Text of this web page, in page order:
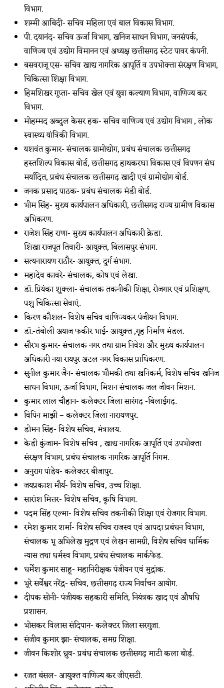
विभाग.
शम्मी आबिदी- सचिव महिला एवं बाल विकास विभाग.
पी. दयानंद- सचिव ऊर्जा विभाग, खनिज साधन विभाग, जनसंपर्क,
वाणिज्य एवं उद्योग विमानन एवं अध्यक्ष छत्तीसगढ़ स्टेट पावर कंपनी.
बसवराजू एस- सचिव खाद्य नागरिक आपूर्ति व उपभोक्ता संरक्षण विभाग,
चिकित्सा शिक्षा विभाग.
हिमशिखर गुप्ता- सचिव खेल एवं युवा कल्याण विभाग, वाणिज्य कर
विभाग.
मोहम्मद अब्दुल केसर हक- सचिव वाणिज्य एवं उद्योग विभाग , लोक
स्वास्थ्य यांत्रिकी विभाग.
यशवंत कुमार- संचालक ग्रामोद्योग, प्रबंध संचालक छत्तीसगढ़
हस्तशिल्प विकास बोर्ड, छत्तीसगढ़ हाथकरघा विकास एवं विपणन संघ
मर्यादित, प्रबंध संचालक छत्तीसगढ़ खादी एवं ग्रामोद्योग बोर्ड.
जनक प्रसाद पाठक- प्रबंध संचालक मंडी बोर्ड.
भीम सिंह- मुख्य कार्यपालन अधिकारी, छत्तीसगढ़ राज्य ग्रामीण विकास
अभिकरण.
राजेश सिंह राणा- मुख्य कार्यपालन अधिकारी क्रेडा.
शिखा राजपूत तिवारी- आयुक्त, बिलासपुर संभाग.
सत्यनारायण राठौर- आयुक्त, दुर्ग संभाग.
महादेव कावरे- संचालक, कोष एवं लेखा.
डॉ. प्रियंका शुक्ला- संचालक तकनीकी शिक्षा, रोजगार एवं प्रशिक्षण,
पशु चिकित्सा सेवाएं.
किरण कौशल- विशेष सचिव वाणिज्यकर पंजीयन विभाग.
डॉ.-तंबोली अयाज फकीर भाई- आयुक्त ,गृह निर्माण मंडल.
सौरभ कुमार- संचालक नगर तथा ग्राम निवेश और मुख्य कार्यपालन
अधिकारी नया रायपुर अटल नगर विकास प्राधिकरण.
सुनील कुमार जैन- संचालक भौमकी तथा खनिकर्म, विशेष सचिव खनिज
साधन विभाग, ऊर्जा विभाग, मिशन संचालक जल जीवन मिशन.
कुमार लाल चौहान- कलेक्टर जिला सारंगढ़ -बिलाईगढ़.
विपिन माझी – कलेक्टर जिला नारायणपुर.
डोमन सिंह- विशेष सचिव, मंत्रालय.
केडी कुंजाम- विशेष सचिव , खाद्य नागरिक आपूर्ति एवं उपभोक्ता
संरक्षण विभाग, प्रबंध संचालक नागरिक आपूर्ति निगम.
अनुराग पांडेय- कलेक्टर बीजापुर.
जयप्रकाश मौर्य- विशेष सचिव, उच्च शिक्षा.
सारांश मित्तर- विशेष सचिव, कृषि विभाग.
पदम सिंह एल्मा- विशेष सचिव तकनीकी शिक्षा एवं रोजगार विभाग.
रमेश कुमार शर्मा- विशेष सचिव राजस्व एवं आपदा प्रबंधन विभाग,
संचालक भू अभिलेख मुद्रण एवं लेखन सामग्री, विशेष सचिव धार्मिक
न्यास तथा धर्मस्व विभाग, प्रबंध संचालक मार्कफेड.
धर्मेश कुमार साहू- महानिरीक्षक पंजीयन एवं मुद्रांक.
भूरे सर्वेश्वर नरेंद्र- सचिव, छत्तीसगढ़ राज्य निर्वाचन आयोग.
दीपक सोनी- पंजीयक सहकारी समिति, नियंत्रक खाद एवं औषधि
प्रशासन.
भोसकर विलास संदिपान- कलेक्टर जिला सरगुजा.
संजीव कुमार झा- संचालक, समग्र शिक्षा.
जीवन किशोर ध्रुव- प्रबंध संचालक छत्तीसगढ़ माटी कला बोर्ड.
रजत बंसल- आयुक्त वाणिज्य कर जीएसटी.